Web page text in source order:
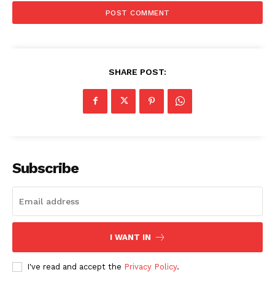
SHARE POST:
Subscribe
I WANT IN
I've read and accept the Privacy Policy.